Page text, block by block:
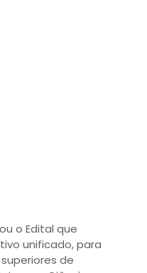
o Edital que
unificado, para
de